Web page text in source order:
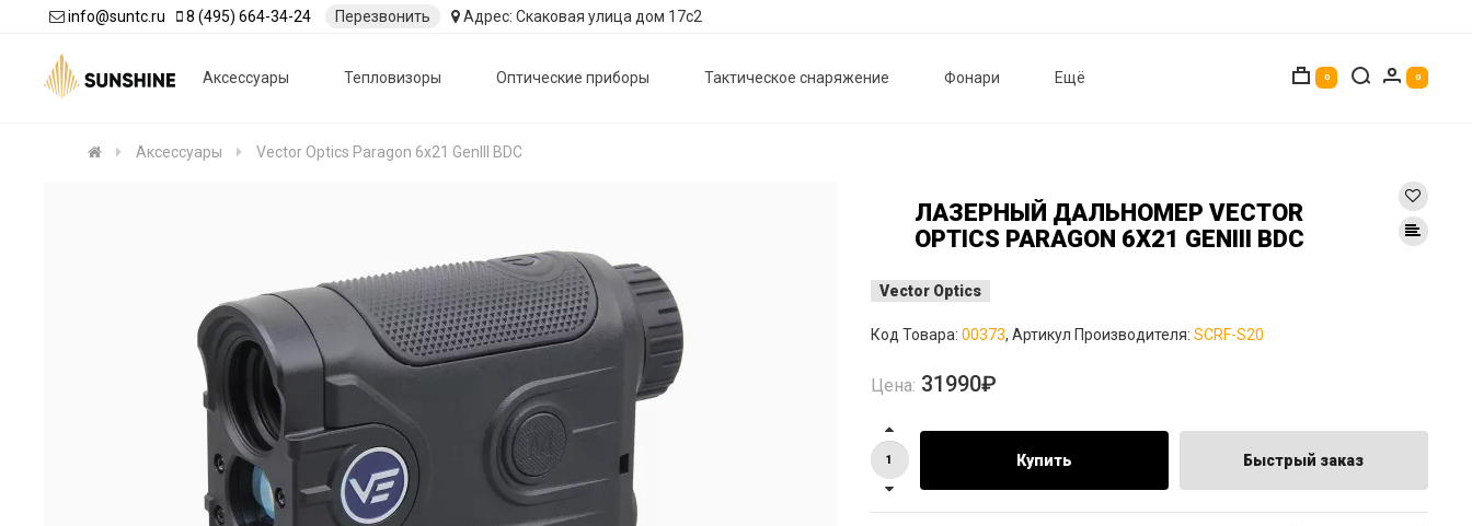
Аксессуары Тепловизоры Оптические приборы Тактическое снаряжение Фонари Ещё
info@suntc.ru 8 (495) 664-34-24 Перезвонить Адрес: Скаковая улица дом 17с2
0 0
Аксессуары Vector Optics Paragon 6x21 GenIII BDC
ЛАЗЕРНЫЙ ДАЛЬНОМЕР VECTOR
OPTICS PARAGON 6X21 GENIII BDC
Vector Optics
Код Товара: 00373, Артикул Производителя: SCRF-S20
Цена: 31990₽
Купить Быстрый заказ